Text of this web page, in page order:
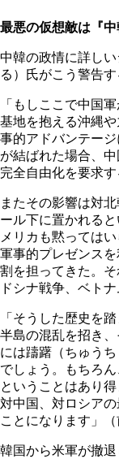
最悪の仮想敵は『中
中韓の政情に詳し
る）氏がこう警告す
「もしここで中国
基地を抱える沖縄
事的アドバンテー
が結ばれた場合、
完全自由化を要求す
またその影響は対
ール下に置かれる
メリカも黙っては
軍事的プレゼンス
割を担ってきた。
ドシナ戦争、ベトナ
「そうした歴史を
半島の混乱を招き
には躊躇（ちゅう
でしょう。もちろ
ということはあり
対中国、対ロシア
ことになります」（
韓国から米軍が撤